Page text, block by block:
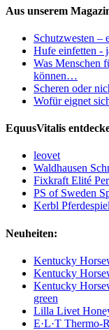
Aus unserem
Schutzwesten –
Hufe einfetten -
Was Menschen
können…
Scheren oder
Wofür eignet
EquusVitalis
leovet
Waldhausen
Fixkraft Elité
PS of Sweden
Kerbl
Neuheiten:
Kentucky
Kentucky
Kentucky
green
Lilla Livet
E·L·T Thermo-